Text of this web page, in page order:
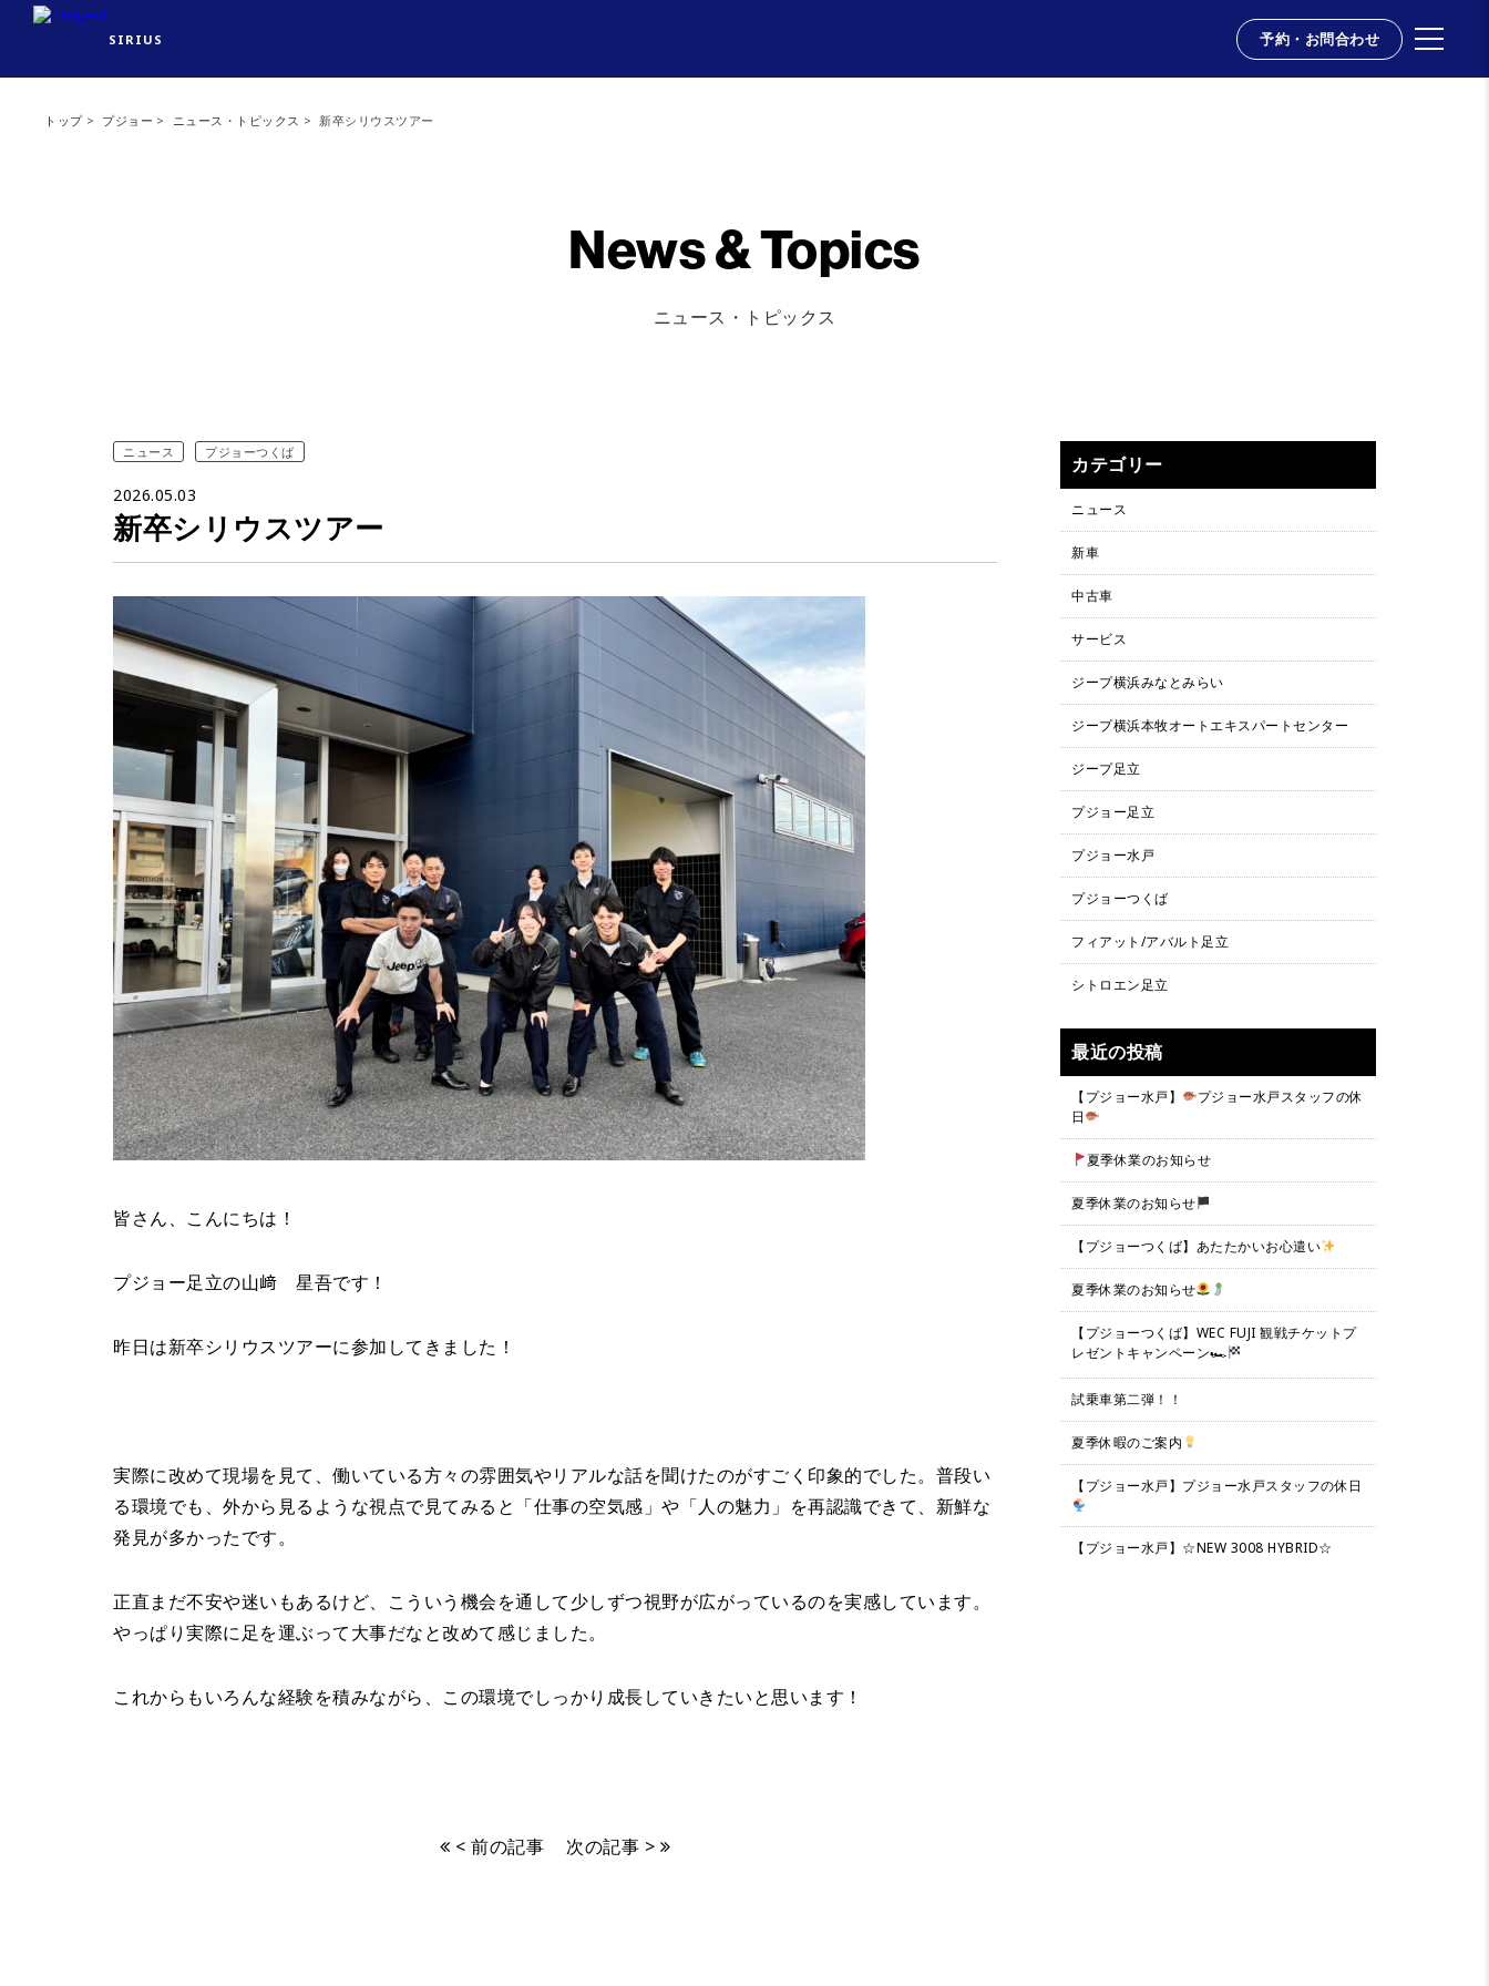
SIRIUS 予約・お問合わせ
トップ プジョー ニュース・トピックス 新卒シリウスツアー
News & Topics
ニュース・トピックス
ニュース プジョーつくば
2026.05.03
新卒シリウスツアー
皆さん、こんにちは！
プジョー足立の山﨑 星吾です！
昨日は新卒シリウスツアーに参加してきました！
実際に改めて現場を見て、働いている方々の雰囲気やリアルな話を聞けたのがすごく印象的でした。普段い
る環境でも、外から見るような視点で見てみると「仕事の空気感」や「人の魅力」を再認識できて、新鮮な
発見が多かったです。
正直まだ不安や迷いもあるけど、こういう機会を通して少しずつ視野が広がっているのを実感しています。
やっぱり実際に足を運ぶって大事だなと改めて感じました。
これからもいろんな経験を積みながら、この環境でしっかり成長していきたいと思います！
< 前の記事 次の記事 >
カテゴリー
ニュース
新車
中古車
サービス
ジープ横浜みなとみらい
ジープ横浜本牧オートエキスパートセンター
ジープ足立
プジョー足立
プジョー水戸
プジョーつくば
フィアット/アバルト足立
シトロエン足立
最近の投稿
【プジョー水戸】
プジョー水戸スタッフの休
日
夏季休業のお知らせ
夏季休業のお知らせ
【プジョーつくば】あたたかいお心遣い
夏季休業のお知らせ
【プジョーつくば】WEC FUJI 観戦チケットプ
レゼントキャンペーン🏎
試乗車第二弾！！
夏季休暇のご案内
【プジョー水戸】プジョー水戸スタッフの休日
【プジョー水戸】☆NEW 3008 HYBRID☆